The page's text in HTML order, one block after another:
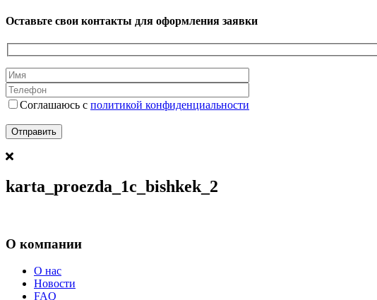
Оставьте свои контакты для оформления заявки
Соглашаюсь с политикой конфиденциальности
karta_proezda_1c_bishkek_2
О компании
О нас
Новости
FAQ